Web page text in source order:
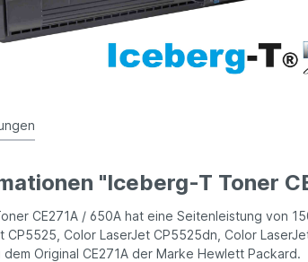
"Iceberg-T Toner
CE271A / 650A hat eine Seitenleistung von
CP5525, Color LaserJet CP5525dn, Color
Original CE271A der Marke Hewlett Packard.